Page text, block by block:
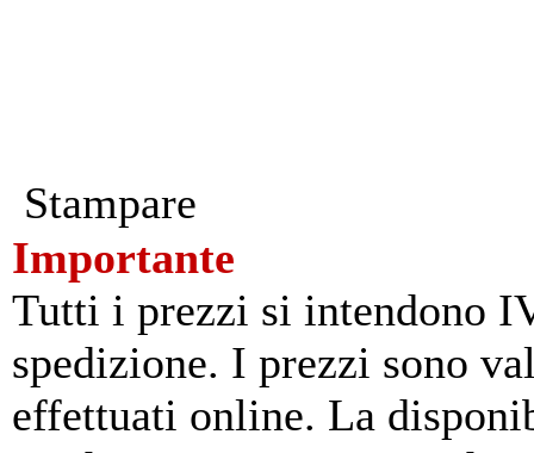
Stampare
Importante
Tutti i prezzi si intendono
spedizione. I prezzi sono
effettuati online. La